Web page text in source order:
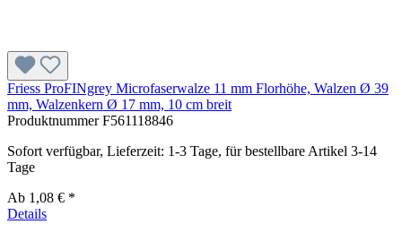
Friess ProFINgrey Microfaserwalze 11 mm Florhöhe, Walzen Ø 39
mm, Walzenkern Ø 17 mm, 10 cm breit
ProduktnummerF561118846
Sofort verfügbar, Lieferzeit: 1-3 Tage, für bestellbare Artikel 3-14
Tage
Ab 1,08 € *
Details